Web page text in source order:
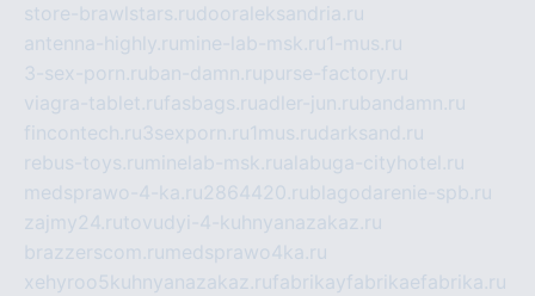
store-brawlstars.rudooraleksandria.ru
antenna-highly.ru mine-lab-msk.ru1-mus.ru
3-sex-porn.ruban-damn.rupurse-factory.ru
viagra-tablet.rufasbags.ruadler-jun.rubandamn.ru
fincontech.ru3sexporn.ru1mus.rudarksand.ru
rebus-toys.ru minelab-msk.rualabuga-cityhotel.ru
medsprawo-4-ka.ru2864420.rublagodarenie-spb.ru
zajmy24.rutovudyi-4-kuhnyanazakaz.ru
brazzerscom.ru medsprawo4ka.ru
xehyroo5kuhnyanazakaz.rufabrikayfabrikaefabrika.ru